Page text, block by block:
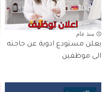
منذ عام
يعلن مستودع ادوية عن حاجته
الى موظفين